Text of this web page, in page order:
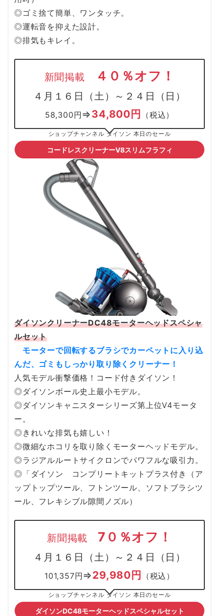
◎ゴミ捨て簡単、ワンタッチ。
◎運転音を抑えた設計。
◎排気もキレイ。
新聞掲載 ４０％オフ！
４月１６日（土）～２４日（日）
58,300円 ⇒34,800円 （税込）
ショップチャンネル ダイソン 本日のセール
コードレスクリーナーV8スリムフラフィ
ダイソンクリーナーDC48モーターヘッドスペシャ
ルセット
モーターで回転するブラシでカーペットに入り込
んだ、ゴミもしっかり取り除くクリーナー！
人気モデル衝撃価格！コード付きダイソン！
◎ダイソンボール史上最小モデル。
◎ダイソンキャニスターシリーズ第上位V4モータ
ー。
◎きれいな排気も嬉しい！
◎微細なホコリを取り除くモーターヘッドモデル。
◎ラジアルルートサイクロンでパワフルな吸引力。
◎「ダイソン コンプリートキットプラス付き（ア
ップトップツール、フトンツール、ソフトブラシツ
ール、フレキシブル隙間ノズル）
新聞掲載 7０％オフ！
４月１６日（土）～２４日（日）
101,357円 ⇒29,980円 （税込）
ショップチャンネル ダイソン 本日のセール
ダイソンDC48モーターヘッドスペシャルセット